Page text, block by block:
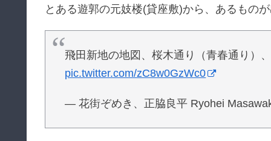
とある遊郭の元妓楼(貸座敷)から、あるもの
飛田新地の地図、桜木通り（青春通り）
pic.twitter.com/zC8w0GzWc0
— 花街ぞめき、正脇良平 Ryohei